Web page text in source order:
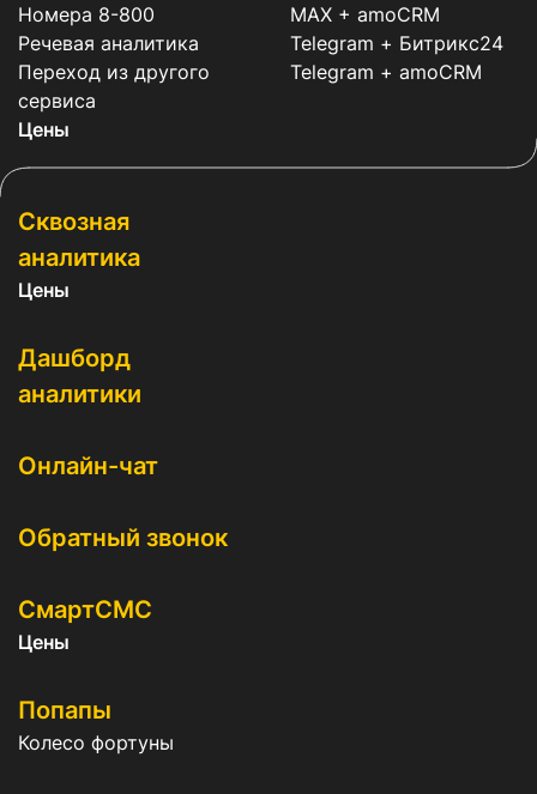
Номера 8-800
Речевая аналитика
Переход из другого
сервиса
Цены
MAX + amoCRM
Telegram + Битрикс24
Telegram + amoCRM
Сквозная
аналитика
Цены
Дашборд
аналитики
Онлайн-чат
Обратный звонок
СмартСМС
Цены
Попапы
Колесо фортуны